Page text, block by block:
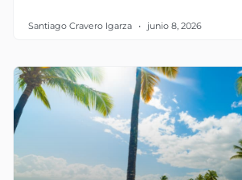
Santiago Cravero Igarza junio 8, 2026